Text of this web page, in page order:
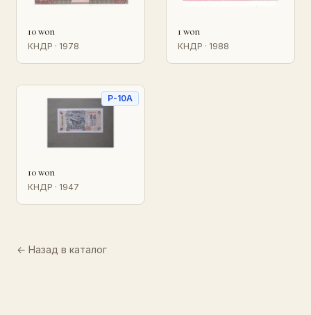
10 won
КНДР · 1978
1 won
КНДР · 1988
P-10A
10 won
КНДР · 1947
← Назад в каталог